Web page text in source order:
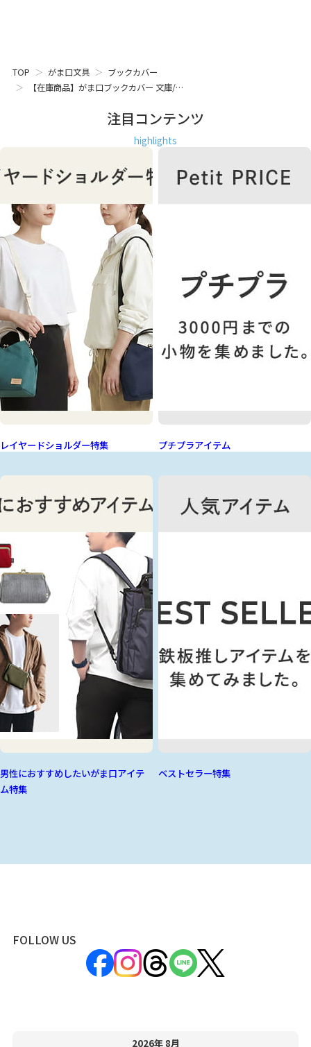
TOP がま口文具
ブックカバー
【在庫商品】がま口ブックカバー 文庫/…
注目コンテンツ
highlights
レイヤードショルダー特集 プチプラアイテム
男性におすすめしたいがま口アイテ
ム特集
ベストセラー特集
FOLLOW US
2026年 8月